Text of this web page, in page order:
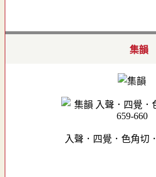
集韻
入聲．四覺．色角切